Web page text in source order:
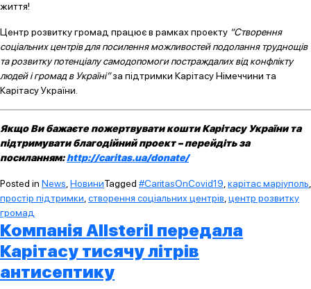
життя!
Центр розвитку громад працює в рамках проекту “Створення
соціальних центрів для посилення можливостей подолання труднощів
та розвитку потенціалу самодопомоги постраждалих від конфлікту
людей і громад в Україні”за підтримки Карітасу Німеччини та
Карітасу України.
Якщо Ви бажаєте пожертвувати кошти Карітасу України та
підтримувати благодійний проект – перейдіть за
посиланням:http://caritas.ua/donate/
Posted in News НовиниTagged #CaritasOnCovid19 карітас маріуполь
простір підтримки створення соціальних центрів центр розвитку
громад
Компанія Allsteril передала
Карітасу тисячу літрів
антисептику